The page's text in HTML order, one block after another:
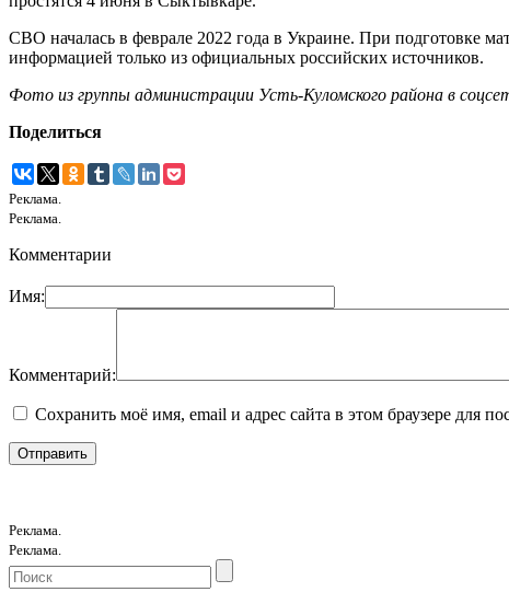
СВО началась в феврале 2022 года в Украине. При подготовке
информацией только из официальных российских источников.
Фото из группы администрации Усть-Куломского района в
Поделиться
Реклама.
Реклама.
Комментарии
Имя:
Комментарий:
Сохранить моё имя, email и адрес сайта в этом браузере для
Реклама.
Реклама.